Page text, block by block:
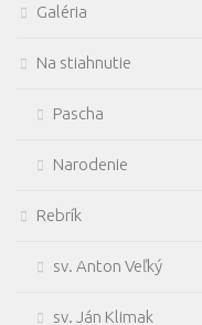
Galéria
Na stiahnutie
Pascha
Narodenie
Rebrík
sv. Anton Veľký
sv. Ján Klimak